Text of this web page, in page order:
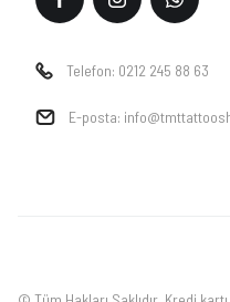
Telefon: 0212 245 88 63
E-posta: